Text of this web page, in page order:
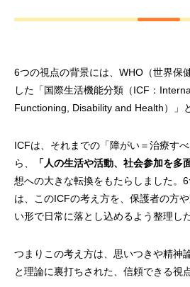
6つの視点の背景には、WHO（世界保
した「国際生活機能分類（ICF：
Functioning, Disability and Health）」
ICFは、それまでの「障がい＝治療す
ら、
「人の生活や活動、社会参加を多
想への大きな転換をもたらしました。6
は、このICFの考え方を、保護者の方
い形で日常に落とし込めるよう整理し
つまりこの考え方は、思いつきや精神
と理論に裏打ちされた、信頼できる視